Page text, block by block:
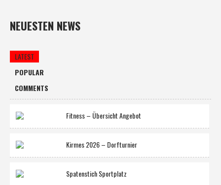
NEUESTEN NEWS
LATEST
POPULAR
COMMENTS
Fitness – Übersicht Angebot
Kirmes 2026 – Dorfturnier
Spatenstich Sportplatz